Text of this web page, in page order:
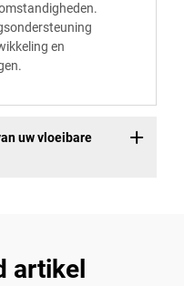
en
uw vloeibare
artikel